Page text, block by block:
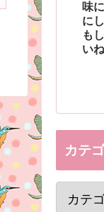
味
に
も
い
カテ